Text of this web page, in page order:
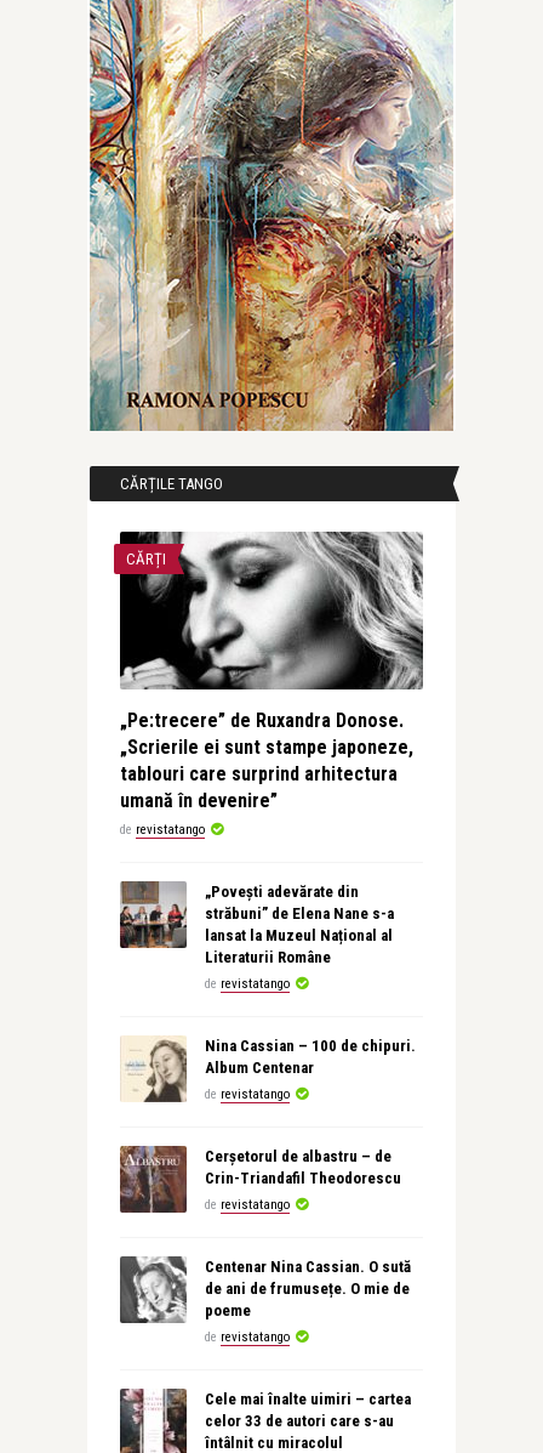
CĂRȚILE TANGO
CĂRȚI
„Pe:trecere” de Ruxandra Donose.
„Scrierile ei sunt stampe japoneze,
tablouri care surprind arhitectura
umană în devenire”
de revistatango
„Povești adevărate din
străbuni” de Elena Nane s-a
lansat la Muzeul Național al
Literaturii Române
de revistatango
Nina Cassian – 100 de chipuri.
Album Centenar
de revistatango
Cerșetorul de albastru – de
Crin-Triandafil Theodorescu
de revistatango
Centenar Nina Cassian. O sută
de ani de frumusețe. O mie de
poeme
de revistatango
Cele mai înalte uimiri – cartea
celor 33 de autori care s-au
întâlnit cu miracolul